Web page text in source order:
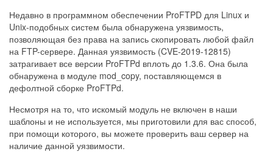
Недавно в программном обеспечении ProFTPD для Linux и
Unix-подобных систем была обнаружена уязвимость,
позволяющая без права на запись скопировать любой файл
на FTP-сервере. Данная уязвимость (CVE-2019-12815)
затрагивает все версии ProFTPd вплоть до 1.3.6. Она была
обнаружена в модуле mod_copy, поставляющемся в
дефолтной сборке ProFTPd.
Несмотря на то, что искомый модуль не включен в наши
шаблоны и не используется, мы приготовили для вас способ,
при помощи которого, вы можете проверить ваш сервер на
наличие данной уязвимости.